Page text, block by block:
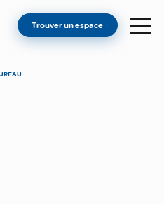
ESPACE
Trouver un espace